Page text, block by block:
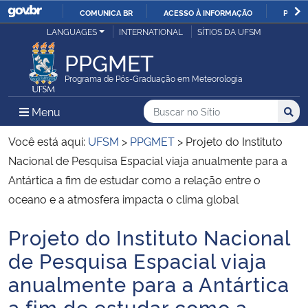
IR
COMUNICA BR ACESSO À INFORMAÇÃO
Ministério da Justiça e Segurança Pública
Ministério da Defesa
Ministério das Relações Exteriores
Ministério da Economia
Ministério da Agricultura, Pecuária e Abastecimento
Ministério da Educação
LANGUAGES INTERNATIONAL SÍTIOS DA UFSM
PPGMET
Programa de Pós-Graduação em Meteorologia
Menu Menu Principal do Sítio
Busca
Buscar no no Sítio
Busca:
Você está aqui: UFSM > PPGMET > Projeto do Instituto
Nacional de Pesquisa Espacial viaja anualmente para a
Antártica a fim de estudar como a relação entre o
oceano e a atmosfera impacta o clima global
Início do conteúdo
Projeto do Instituto Nacional
de Pesquisa Espacial viaja
anualmente para a Antártica